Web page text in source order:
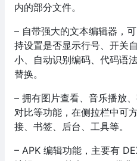
内的部分文件。
– 自带强大的文本编辑器，
持设置是否显示行号、开关
小、自动识别编码、代码语
替换。
– 拥有图片查看、音乐播放
对比等功能，在侧拉栏中可
接、书签、后台、工具等。
– APK 编辑功能，主要有